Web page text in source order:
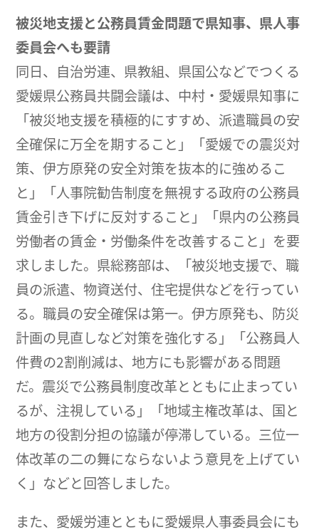
被災地支援と公務員賃金問題で県知事、県人事
委員会へも要請
同日、自治労連、県教組、県国公などでつくる
愛媛県公務員共闘会議は、中村・愛媛県知事に
「被災地支援を積極的にすすめ、派遣職員の安
全確保に万全を期すること」「愛媛での震災対
策、伊方原発の安全対策を抜本的に強めるこ
と」「人事院勧告制度を無視する政府の公務員
賃金引き下げに反対すること」「県内の公務員
労働者の賃金・労働条件を改善すること」を要
求しました。県総務部は、「被災地支援で、職
員の派遣、物資送付、住宅提供などを行ってい
る。職員の安全確保は第一。伊方原発も、防災
計画の見直しなど対策を強化する」「公務員人
件費の2割削減は、地方にも影響がある問題
だ。震災で公務員制度改革とともに止まってい
るが、注視している」「地域主権改革は、国と
地方の役割分担の協議が停滞している。三位一
体改革の二の舞にならないよう意見を上げてい
く」などと回答しました。
また、愛媛労連とともに愛媛県人事委員会にも